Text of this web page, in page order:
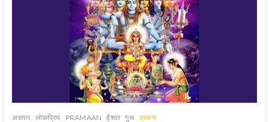
अवतार लोकप्रिय PRAMAAN ईश्‍वर गुरू प्रमाण